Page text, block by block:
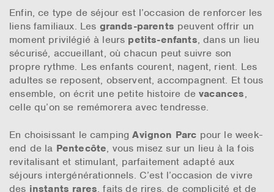
Enfin, ce type de séjour est l’occasion de renforcer les
liens familiaux. Les grands-parents peuvent offrir un
moment privilégié à leurs petits-enfants, dans un lieu
sécurisé, accueillant, où chacun peut suivre son
propre rythme. Les enfants courent, nagent, rient. Les
adultes se reposent, observent, accompagnent. Et tous
ensemble, on écrit une petite histoire devacances,
celle qu’on se remémorera avec tendresse.
En choisissant le campingAvignon Parc pour le week-
end de la Pentecôte, vous misez sur un lieu à la fois
revitalisant et stimulant, parfaitement adapté aux
séjours intergénérationnels. C’est l’occasion de vivre
des instants rares, faits de rires, de complicité et de